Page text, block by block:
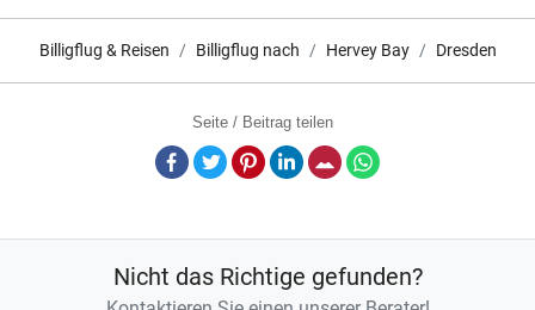
Billigflug & Reisen Billigflug nach Hervey Bay Dresden
Seite / Beitrag teilen
Facebook
TwitterPinterestLinkedInE-Mail
Nicht das Richtige gefunden?